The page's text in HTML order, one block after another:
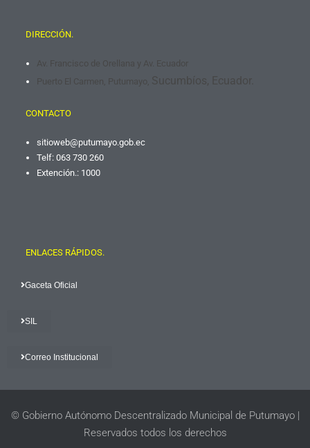
DIRECCIÓN.
Av. Francisco de Orellana y Av. Ecuador
Puerto El Carmen, Putumayo, Sucumbíos, Ecuador.
CONTACTO
sitioweb@putumayo.gob.ec
Telf: 063 730 260
Extención.: 1000
ENLACES RÁPIDOS.
Gaceta Oficial
SIL
Correo Institucional
© Gobierno Autónomo Descentralizado Municipal de Putumayo |
Reservados todos los derechos